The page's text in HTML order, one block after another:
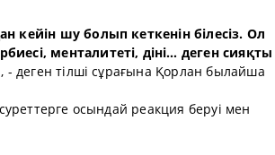
кейін шу болып кеткенін білесіз. Ол
менталитеті, діні… деген сияқты
- деген тілші сұрағына Қорлан былайша
осындай реакция беруі мен